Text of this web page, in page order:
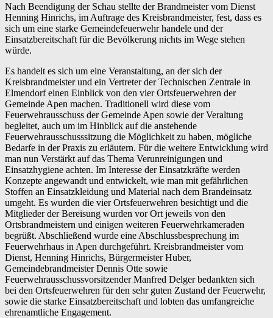
Nach Beendigung der Schau stellte der Brandmeister vom Dienst
Henning Hinrichs, im Auftrage des Kreisbrandmeister, fest, dass es
sich um eine starke Gemeindefeuerwehr handele und der
Einsatzbereitschaft für die Bevölkerung nichts im Wege stehen
würde.
Es handelt es sich um eine Veranstaltung, an der sich der
Kreisbrandmeister und ein Vertreter der Technischen Zentrale in
Elmendorf einen Einblick von den vier Ortsfeuerwehren der
Gemeinde Apen machen. Traditionell wird diese vom
Feuerwehrausschuss der Gemeinde Apen sowie der Veraltung
begleitet, auch um im Hinblick auf die anstehende
Feuerwehrausschusssitzung die Möglichkeit zu haben, mögliche
Bedarfe in der Praxis zu erläutern. Für die weitere Entwicklung wird
man nun Verstärkt auf das Thema Verunreinigungen und
Einsatzhygiene achten. Im Interesse der Einsatzkräfte werden
Konzepte angewandt und entwickelt, wie man mit gefährlichen
Stoffen an Einsatzkleidung und Material nach dem Brandeinsatz
umgeht. Es wurden die vier Ortsfeuerwehren besichtigt und die
Mitglieder der Bereisung wurden vor Ort jeweils von den
Ortsbrandmeistern und einigen weiteren Feuerwehrkameraden
begrüßt. Abschließend wurde eine Abschlussbesprechung im
Feuerwehrhaus in Apen durchgeführt. Kreisbrandmeister vom
Dienst, Henning Hinrichs, Bürgermeister Huber,
Gemeindebrandmeister Dennis Otte sowie
Feuerwehrausschussvorsitzender Manfred Delger bedankten sich
bei den Ortsfeuerwehren für den sehr guten Zustand der Feuerwehr,
sowie die starke Einsatzbereitschaft und lobten das umfangreiche
ehrenamtliche Engagement.